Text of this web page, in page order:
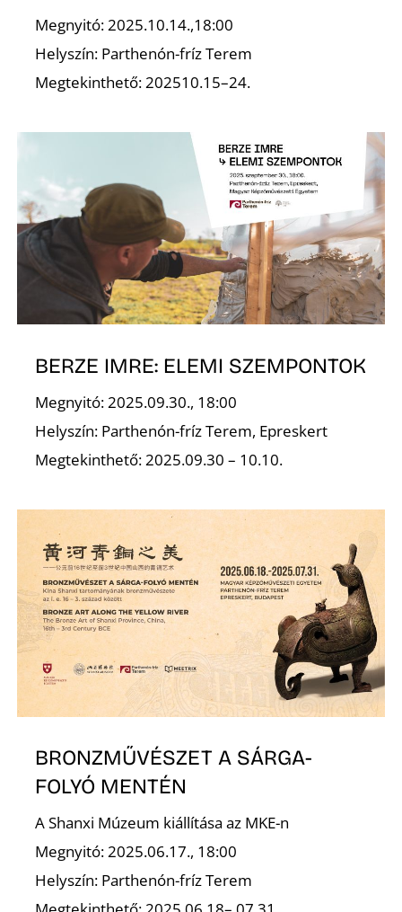
Megnyitó: 2025.10.14.,18:00
Helyszín: Parthenón-fríz Terem
Megtekinthető: 202510.15–24.
BERZE IMRE: ELEMI SZEMPONTOK
Megnyitó: 2025.09.30., 18:00
Helyszín: Parthenón-fríz Terem, Epreskert
Megtekinthető: 2025.09.30 – 10.10.
BRONZMŰVÉSZET A SÁRGA-
FOLYÓ MENTÉN
A Shanxi Múzeum kiállítása az MKE-n
Megnyitó: 2025.06.17., 18:00
Helyszín: Parthenón-fríz Terem